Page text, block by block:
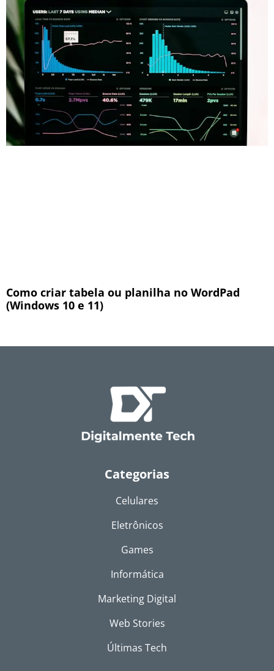
Como criar tabela ou planilha no WordPad
(Windows 10 e 11)
Categorias
Celulares
Eletrônicos
Games
Informática
Marketing Digital
Web Stories
Últimas Tech